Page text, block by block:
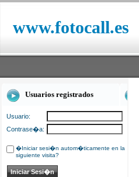
www.fotocall.es
Usuarios registrados
Usuario:
Contrase�a:
�Iniciar sesi�n autom�ticamente en la
siguiente visita?